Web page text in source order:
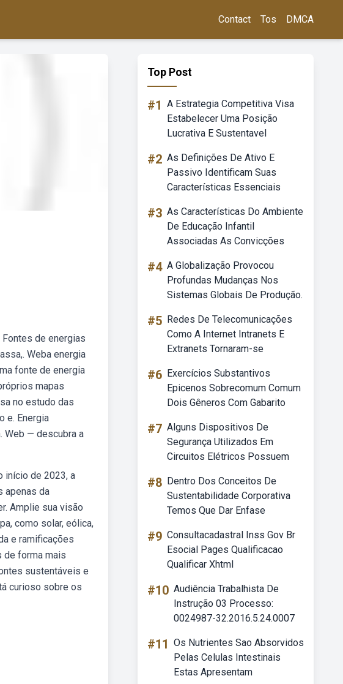
Contact Tos DMCA
de energias
Weba energia
fonte de energia
mapas
no estudo das
e. Energia
Web — descubra a
início de 2023, a
apenas da
Amplie sua visão
como solar, eólica,
e ramificações
de forma mais
sustentáveis e
curioso sobre os
Top Post
#1 A Estrategia Competitiva Visa
Estabelecer Uma Posição
Lucrativa E Sustentavel
#2 As Definições De Ativo E
Passivo Identificam Suas
Características Essenciais
#3 As Características Do Ambiente
De Educação Infantil
Associadas As Convicções
#4 A Globalização Provocou
Profundas Mudanças Nos
Sistemas Globais De Produção.
#5 Redes De Telecomunicações
Como A Internet Intranets E
Extranets Tornaram-se
#6 Exercícios Substantivos
Epicenos Sobrecomum Comum
Dois Gêneros Com Gabarito
#7 Alguns Dispositivos De
Segurança Utilizados Em
Circuitos Elétricos Possuem
#8 Dentro Dos Conceitos De
Sustentabilidade Corporativa
Temos Que Dar Enfase
#9 Consultacadastral Inss Gov Br
Esocial Pages Qualificacao
Qualificar Xhtml
#10 Audiência Trabalhista De
Instrução 03 Processo:
0024987-32.2016.5.24.0007
#11 Os Nutrientes Sao Absorvidos
Pelas Celulas Intestinais
Estas Apresentam